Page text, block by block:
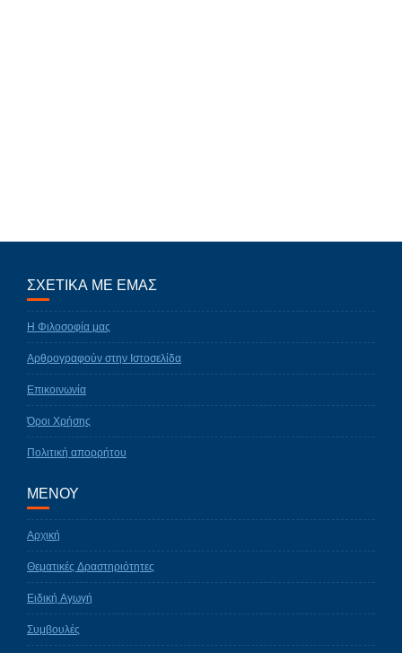
ΣΧΕΤΙΚΑ ΜΕ ΕΜΑΣ
Η Φιλοσοφία μας
Αρθρογραφούν στην Ιστοσελίδα
Επικοινωνία
Όροι Χρήσης
Πολιτική απορρήτου
ΜΕΝΟΥ
Αρχική
Θεματικές Δραστηριότητες
Ειδική Αγωγή
Συμβουλές